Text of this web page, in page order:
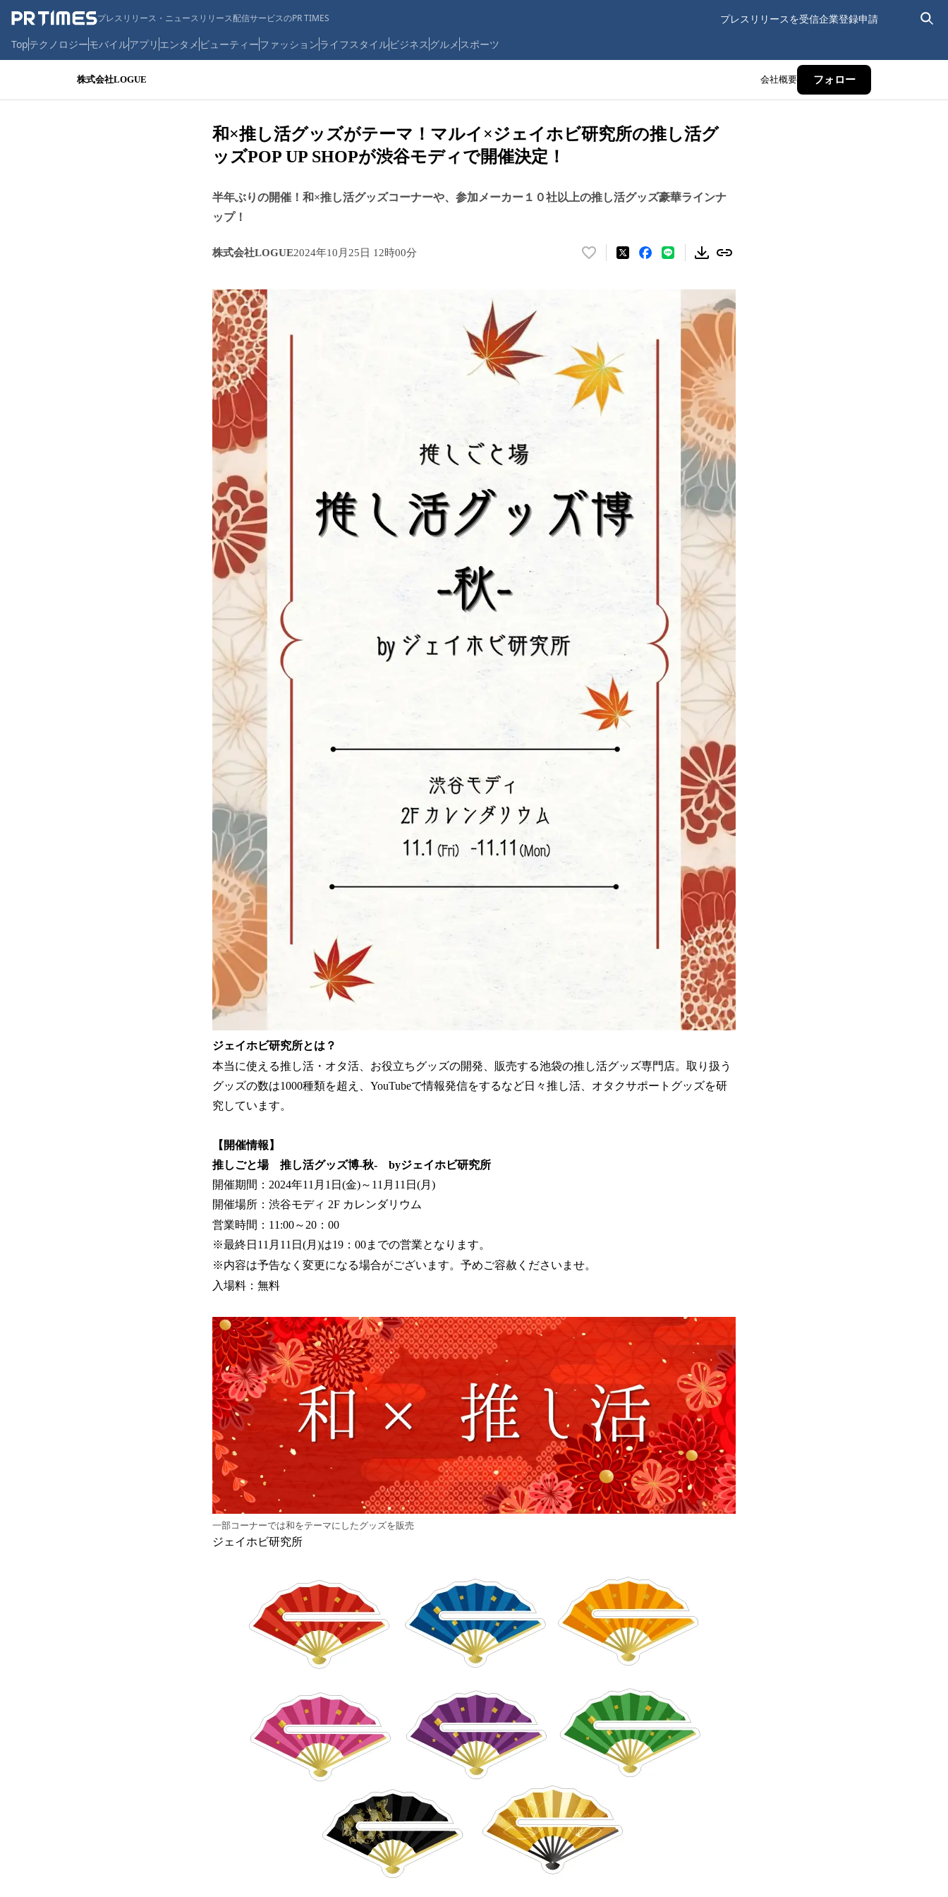
プレスリリース・ニュースリリース配信サービスのPR TIMES プレスリリースを受信企業登録申請
Topテクノロジーモバイルアプリ エンタメ ビューティーファッションライフスタイルビジネス グルメ スポーツ
株式会社LOGUE 会社概要 フォロー
和×推し活グッズがテーマ！マルイ×ジェイホビ研究所の推し活グ
ッズPOP UP SHOPが渋谷モディで開催決定！
半年ぶりの開催！和×推し活グッズコーナーや、参加メーカー１０社以上の推し活グッズ豪華ラインナ
ップ！
株式会社LOGUE2024年10月25日 12時00分
い
数
読
み
込
み
中
ジェイホビ研究所とは？
本当に使える推し活・オタ活、お役立ちグッズの開発、販売する池袋の推し活グッズ専門店。取り扱う
グッズの数は1000種類を超え、YouTubeで情報発信をするなど日々推し活、オタクサポートグッズを研
究しています。
【開催情報】
推しごと場 推し活グッズ博-秋- byジェイホビ研究所
開催期間：2024年11月1日(金)～11月11日(月)
開催場所：渋谷モディ 2F カレンダリウム
営業時間：11:00～20：00
※最終日11月11日(月)は19：00までの営業となります。
※内容は予告なく変更になる場合がございます。予めご容赦くださいませ。
入場料：無料
一部コーナーでは和をテーマにしたグッズを販売
ジェイホビ研究所